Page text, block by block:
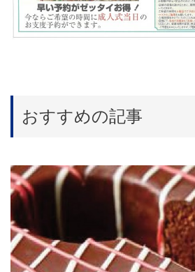
おすすめの記事